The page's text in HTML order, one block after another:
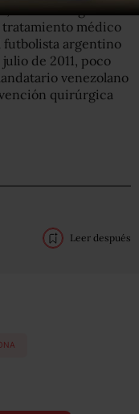
, a donde llegó en
tratamiento médico
futbolista argentino
de 2011, poco
venezolano
quirúrgica
Leer después